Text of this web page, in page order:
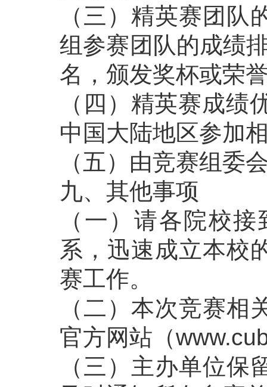
（三）精英赛团
组参赛团队的成绩
名，颁发奖杯或荣
（四）精英赛成
中国大陆地区参加
（五）由竞赛组委
九、其他事项
（一）请各院校
系，迅速成立本校
赛工作。
（二）本次竞赛
官方网站（
（三）主办单位